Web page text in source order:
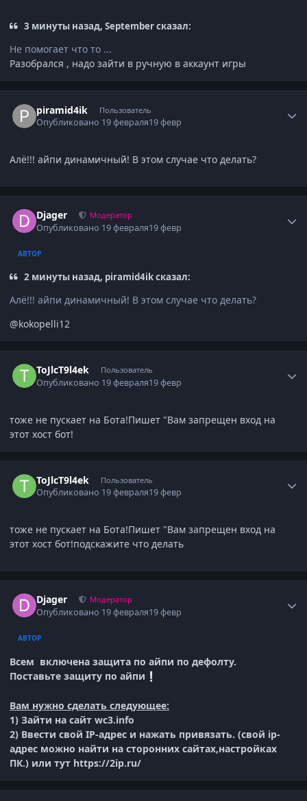
3 минуты назад, September сказал:
Не помогает что то ...
Разобрался , надо зайти в ручную в аккаунт игры
piramid4ik Пользователь
Опубликовано 19 февраля19 февр
Алё!!! айпи динамичный! В этом случае что делать?
Djager Модератор
Опубликовано 19 февраля19 февр
АВТОР
2 минуты назад, piramid4ik сказал:
Алё!!! айпи динамичный! В этом случае что делать?
@kokopelli12
ToJlcT9l4ek Пользователь
Опубликовано 19 февраля19 февр
тоже не пускает на Бота!Пишет "Вам запрещен вход на
этот хост бот!
ToJlcT9l4ek Пользователь
Опубликовано 19 февраля19 февр
тоже не пускает на Бота!Пишет "Вам запрещен вход на
этот хост бот!подскажите что делать
Djager Модератор
Опубликовано 19 февраля19 февр
АВТОР
Всем включена защита по айпи по дефолту.
Поставьте защиту по айпи ❕
Вам нужно сделать следующее:
1) Зайти на сайт wc3.info
2) Ввести свой IP-адрес и нажать привязать. (свой ip-
адрес можно найти на сторонних сайтах,настройках
ПК.) или тут https://2ip.ru/